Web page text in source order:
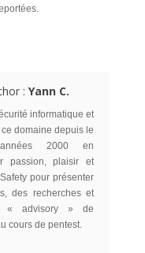
: Yann C.
informatique et
ce domaine depuis le
2000 en
passion, plaisir et
pour présenter
des recherches et
« advisory » de
cours de pentest.